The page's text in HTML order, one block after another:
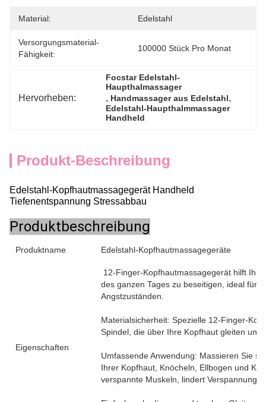
Material: Edelstahl
Versorgungsmaterial-
Fähigkeit:
100000 Stück Pro Monat
Hervorheben:
Focstar Edelstahl-
Haupthalmassager
, Handmassager aus Edelstahl,
Edelstahl-Haupthalmmassager
Handheld
Produkt-Beschreibung
Edelstahl-Kopfhautmassagegerät Handheld
Tiefenentspannung Stressabbau
Produktbeschreibung
Produktname Edelstahl-Kopfhautmassagegeräte
Eigenschaften
12-Finger-Kopfhautmassagegerät hilft
des ganzen Tages zu beseitigen, ideal für
Angstzuständen.
Materialsicherheit: Spezielle 12-Finger-
Spindel, die über Ihre Kopfhaut gleiten
Umfassende Anwendung: Massieren Sie
Ihrer Kopfhaut, Knöcheln, Ellbogen und
verspannte Muskeln, lindert